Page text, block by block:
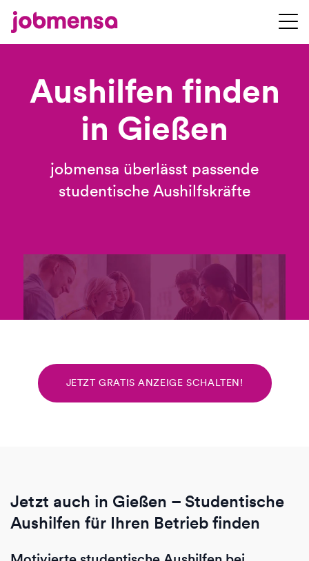
Aushilfen finden
in Gießen
jobmensa überlässt passende
studentische Aushilfskräfte
JETZT GRATIS ANZEIGE SCHALTEN!
Jetzt auch in Gießen – Studentische
Aushilfen für Ihren Betrieb finden